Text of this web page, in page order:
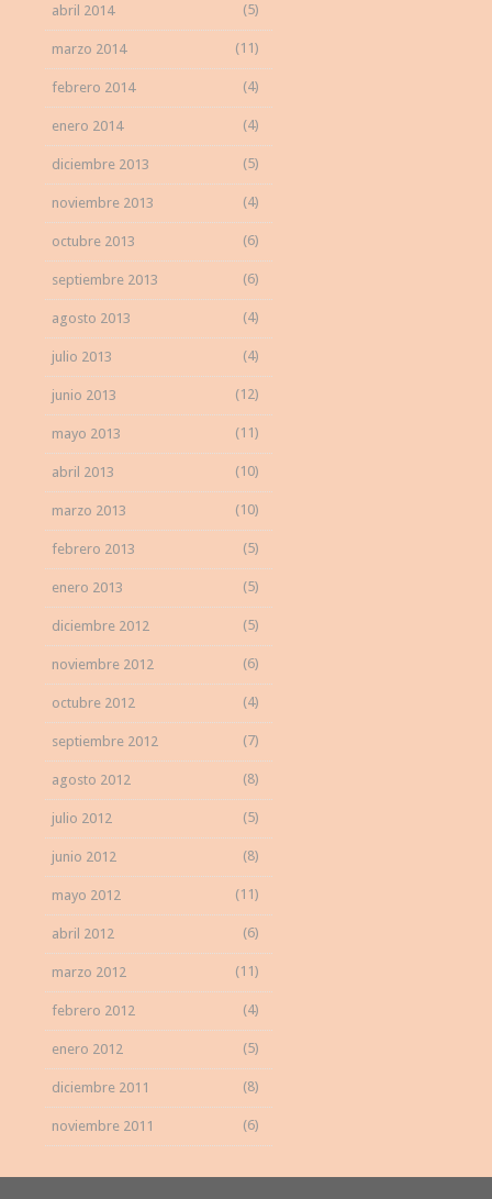
abril 2014 (5)
marzo 2014 (11)
febrero 2014 (4)
enero 2014 (4)
diciembre 2013 (5)
noviembre 2013 (4)
octubre 2013 (6)
septiembre 2013 (6)
agosto 2013 (4)
julio 2013 (4)
junio 2013 (12)
mayo 2013 (11)
abril 2013 (10)
marzo 2013 (10)
febrero 2013 (5)
enero 2013 (5)
diciembre 2012 (5)
noviembre 2012 (6)
octubre 2012 (4)
septiembre 2012 (7)
agosto 2012 (8)
julio 2012 (5)
junio 2012 (8)
mayo 2012 (11)
abril 2012 (6)
marzo 2012 (11)
febrero 2012 (4)
enero 2012 (5)
diciembre 2011 (8)
noviembre 2011 (6)